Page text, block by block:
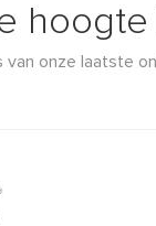
hoogte
van onze laatste